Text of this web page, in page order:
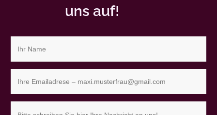
uns auf!